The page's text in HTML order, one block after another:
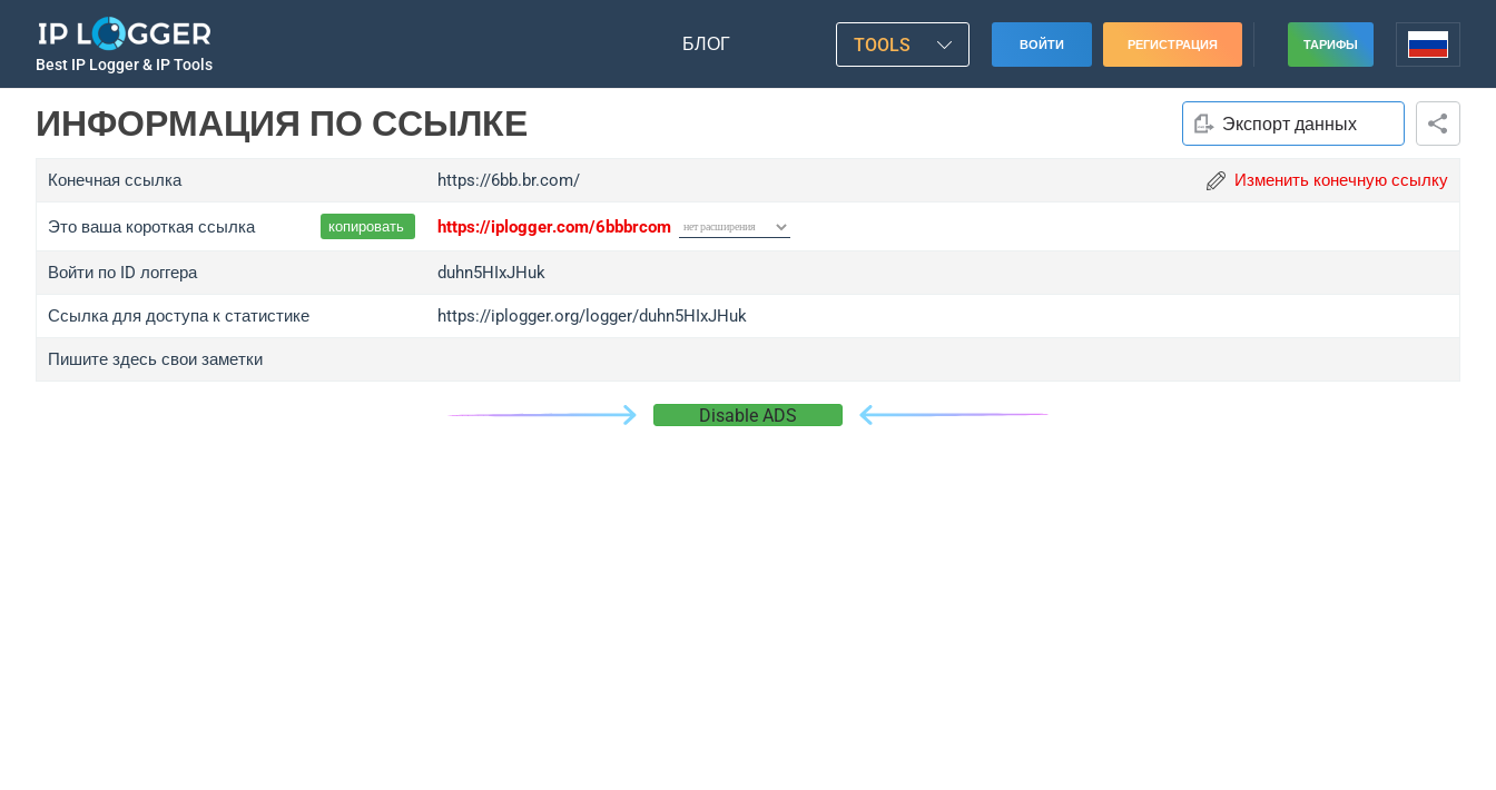
Best IP Logger & IP Tools
БЛОГ TOOLS ВОЙТИ РЕГИСТРАЦИЯ ТАРИФЫ
ИНФОРМАЦИЯ ПО ССЫЛКЕ Экспорт данных
Конечная ссылка https://6bb.br.com/ Изменить конечную ссылку
Это ваша короткая ссылка копировать https://iplogger.com/6bbbrcom
Войти по ID логгера duhn5HIxJHuk
Ссылка для доступа к статистике https://iplogger.org/logger/duhn5HIxJHuk
Пишите здесь свои заметки
Disable ADS